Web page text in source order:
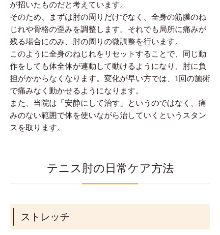
が招いたものだと考えています。
そのため、まずは肘の周りだけでなく、全身の筋膜のね
じれや骨格の歪みを調整します。それでも局所に痛みが
残る場合にのみ、肘の周りの微調整を行います。
このように全身のねじれをリセットすることで、同じ動
作をしても体全体が連動して動けるようになり、肘に負
担がかからなくなります。変化が早い方では、1回の施術
で痛みなく動かせるようになります。
また、当院は「安静にして治す」というのではなく、痛
みのない範囲で体を使いながら治していくというスタン
スを取ります。
テニス肘の日常ケア方法
ストレッチ